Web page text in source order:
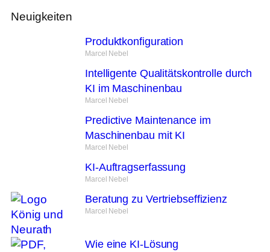
Neuigkeiten
Produktkonfiguration
Marcel Nebel
Intelligente Qualitätskontrolle durch
KI im Maschinenbau
Marcel Nebel
Predictive Maintenance im
Maschinenbau mit KI
Marcel Nebel
KI-Auftragserfassung
Marcel Nebel
Beratung zu Vertriebseffizienz
Marcel Nebel
Wie eine KI-Lösung